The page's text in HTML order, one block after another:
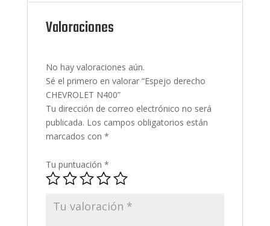
Valoraciones
No hay valoraciones aún.
Sé el primero en valorar “Espejo derecho
CHEVROLET N400”
Tu dirección de correo electrónico no será
publicada. Los campos obligatorios están
marcados con *
Tu puntuación *